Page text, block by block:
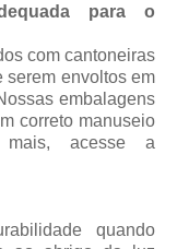
para o
com cantoneiras
serem envoltos em
embalagens
correto manuseio
mais, acesse a
quando